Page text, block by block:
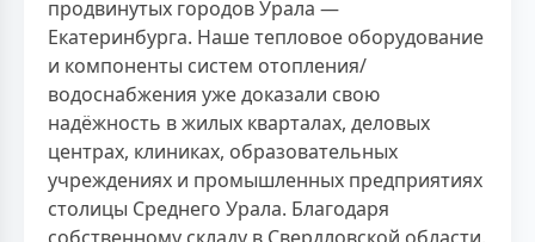
продвинутых городов Урала —
Екатеринбурга. Наше тепловое оборудование
и компоненты систем отопления/
водоснабжения уже доказали свою
надёжность в жилых кварталах, деловых
центрах, клиниках, образовательных
учреждениях и промышленных предприятиях
столицы Среднего Урала. Благодаря